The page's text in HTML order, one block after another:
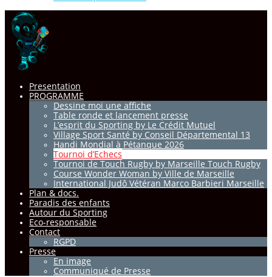
Presentation
PROGRAMME
Dessine moi une affiche
Table ronde et lancement presse
L’esprit du Sporting by Le Crédit Mutuel
Village Sport Santé by Conseil Départemental 13
Handi Mondial à Pétanque 2026
Tournoi d’Echecs
Tournoi de Touch Rugby by Marseille Touch Rugby
Course Wonder Woman by Ville de Marseille
International Judô Vétéran Marco Barbieri Marseille
Plan & docs.
Paradis des enfants
Autour du Sporting
Eco-responsable
Contact
RGPD
Presse
En image
Communiqué de Presse